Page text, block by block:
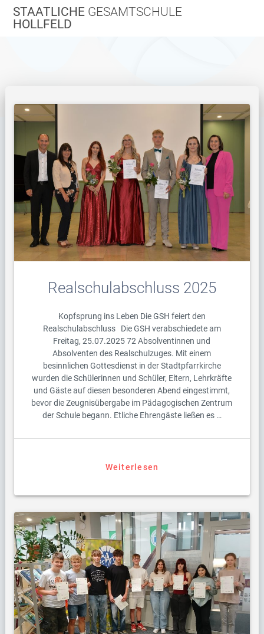
Zum
Inhalt
STAATLICHE GESAMTSCHULE
HOLLFELD
Realschulabschluss 2025
Kopfsprung ins Leben Die GSH feiert den
Realschulabschluss Die GSH verabschiedete am
Freitag, 25.07.2025 72 Absolventinnen und
Absolventen des Realschulzuges. Mit einem
besinnlichen Gottesdienst in der Stadtpfarrkirche
wurden die Schülerinnen und Schüler, Eltern, Lehrkräfte
und Gäste auf diesen besonderen Abend eingestimmt,
bevor die Zeugnisübergabe im Pädagogischen Zentrum
der Schule begann. Etliche Ehrengäste ließen es …
Weiterlesen